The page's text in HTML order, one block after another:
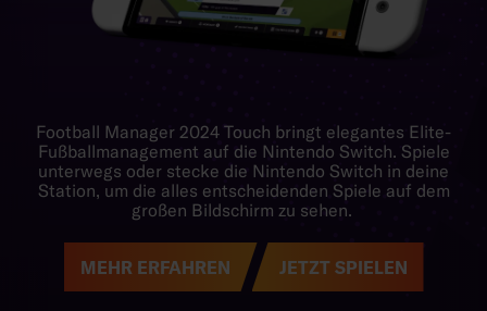
Football Manager 2024 Touch bringt elegantes Elite-
Fußballmanagement auf die Nintendo Switch. Spiele
unterwegs oder stecke die Nintendo Switch in deine
Station, um die alles entscheidenden Spiele auf dem
großen Bildschirm zu sehen.
MEHR ERFAHREN JETZT SPIELEN